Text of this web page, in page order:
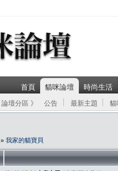
首頁 貓咪論壇 時尚生活
論壇分區 》 公告 最新主題 貓
» 我家的貓寶貝